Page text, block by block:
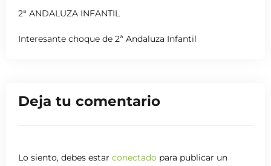
2ª ANDALUZA INFANTIL
Interesante choque de 2ª Andaluza Infantil
Deja tu comentario
Lo siento, debes estar conectado para publicar un